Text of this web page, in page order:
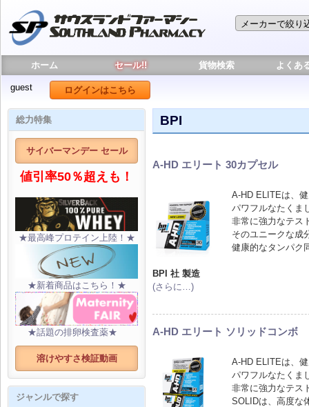
ホーム セール!! 貨物検索 よくあ
guest ログインはこちら
総力特集
サイバーマンデー セール
値引率50％超えも！
★最高峰プロテイン上陸！★
★新着商品はこちら！★
★話題の排卵検査薬★
溶けやすさ検証動画
ジャンルで探す
BPI
A-HD エリート 30カプセル
A-HD ELITEは、
パワフルなたくま
非常に強力なテス
そのユニークな成
健康的なタンパク
BPI 社 製造
(さらに…)
A-HD エリート ソリッドコンボ
A-HD ELITEは、
パワフルなたくま
非常に強力なテス
SOLIDは、高度な